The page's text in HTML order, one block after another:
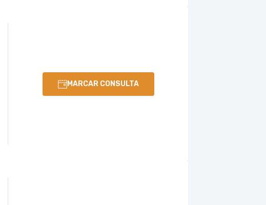
MARCAR CONSULTA